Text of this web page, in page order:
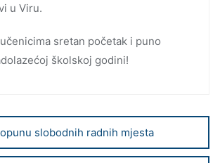
u Viru.
sretan početak i puno
školskoj godini!
slobodnih radnih mjesta